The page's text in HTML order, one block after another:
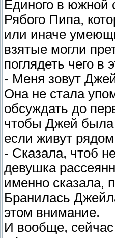
Единого в южной
Рябого Пипа,
или иначе
взятые могли
поглядеть чего
- Меня зовут
Она не стала
обсуждать до
чтобы Джей была
если живут
- Сказала, чтоб
девушка
именно сказала,
Бранилась
этом внимание.
И вообще, сейчас